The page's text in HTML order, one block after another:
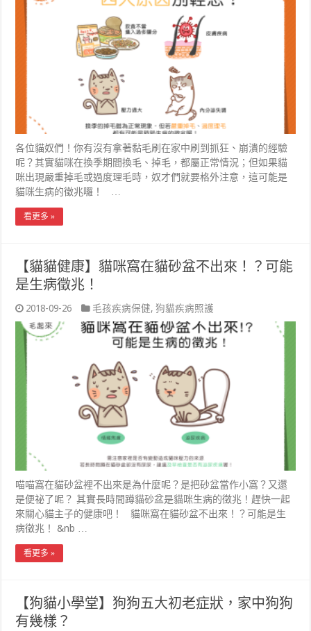
各位貓奴們！你有沒有拿著黏毛刷在家中刷到抓狂、崩潰的經驗
呢？其實貓咪在換季期間換毛、掉毛，都屬正常情況；但如果貓
咪出現嚴重掉毛或過度理毛時，奴才們就要格外注意，這可能是
貓咪生病的徵兆囉！ …
看更多 »
【貓貓健康】貓咪窩在貓砂盆不出來！？可能
是生病徵兆！
2018-09-26 毛孩疾病保健,狗貓疾病照護
喵喵窩在貓砂盆裡不出來是為什麼呢？是把砂盆當作小窩？又還
是便祕了呢？ 其實長時間蹲貓砂盆是貓咪生病的徵兆！趕快一起
來關心貓主子的健康吧！ 貓咪窩在貓砂盆不出來！？可能是生
病徵兆！ &nb …
看更多 »
【狗貓小學堂】狗狗五大初老症狀，家中狗狗
有幾樣？